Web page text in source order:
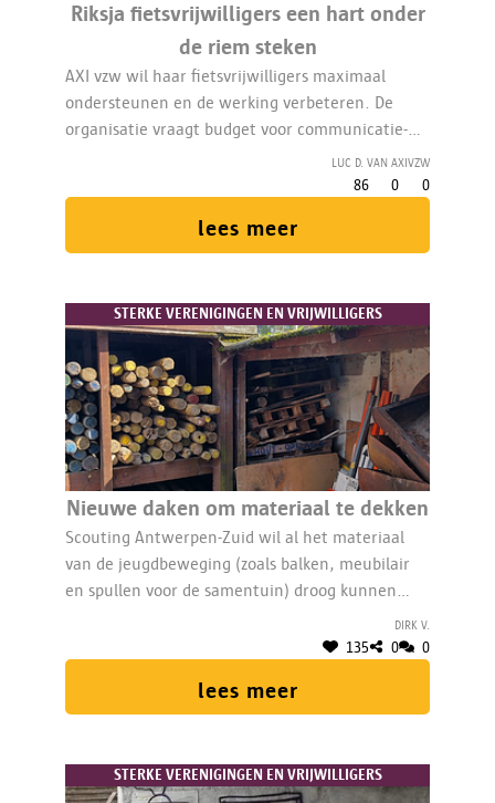
Riksja fietsvrijwilligers een hart onder
de riem steken
AXI vzw wil haar fietsvrijwilligers maximaal
ondersteunen en de werking verbeteren. De
organisatie vraagt budget voor communicatie-
en ondersteuningsmateriaal, vormingen en
digitale infrastructuur. De vrijwilligers worden
Luc D. van AXIvzw
86 0 0
lees meer
STERKE VERENIGINGEN EN VRIJWILLIGERS
Nieuwe daken om materiaal te dekken
Scouting Antwerpen-Zuid wil al het materiaal
van de jeugdbeweging (zoals balken, meubilair
en spullen voor de samentuin) droog kunnen
opslaan. Daarvoor zijn grondige herstellingen
nodig aan het dak en aan de dakbedekking van 2
afdaken.
Dirk V.
135 0 0
lees meer
STERKE VERENIGINGEN EN VRIJWILLIGERS